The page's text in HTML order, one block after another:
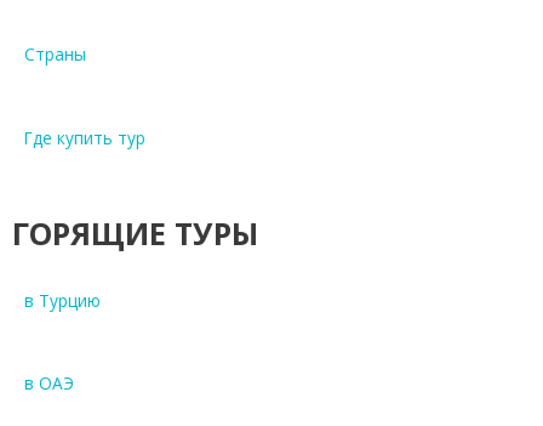
Страны
Где купить тур
ГОРЯЩИЕ ТУРЫ
в Турцию
в ОАЭ